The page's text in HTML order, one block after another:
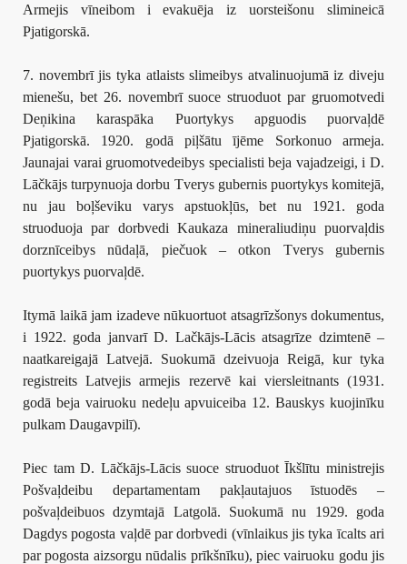
Armejis vīneibom i evakuēja iz uorsteišonu slimineicā
Pjatigorskā.
7. novembrī jis tyka atlaists slimeibys atvalinuojumā iz diveju
mienešu, bet 26. novembrī suoce struoduot par gruomotvedi
Deņikina karaspāka Puortykys apguodis puorvaļdē
Pjatigorskā. 1920. godā piļšātu ījēme Sorkonuo armeja.
Jaunajai varai gruomotvedeibys specialisti beja vajadzeigi, i D.
Lāčkājs turpynuoja dorbu Tverys gubernis puortykys komitejā,
nu jau boļševiku varys apstuokļūs, bet nu 1921. goda
struoduoja par dorbvedi Kaukaza mineraliudiņu puorvaļdis
dorznīceibys nūdaļā, piečuok – otkon Tverys gubernis
puortykys puorvaļdē.
Itymā laikā jam izadeve nūkuortuot atsagrīzšonys dokumentus,
i 1922. goda janvarī D. Lačkājs-Lācis atsagrīze dzimtenē –
naatkareigajā Latvejā. Suokumā dzeivuoja Reigā, kur tyka
registreits Latvejis armejis rezervē kai viersleitnants (1931.
godā beja vairuoku nedeļu apvuiceiba 12. Bauskys kuojinīku
pulkam Daugavpilī).
Piec tam D. Lāčkājs-Lācis suoce struoduot Īkšlītu ministrejis
Pošvaļdeibu departamentam pakļautajuos īstuodēs –
pošvaļdeibuos dzymtajā Latgolā. Suokumā nu 1929. goda
Dagdys pogosta vaļdē par dorbvedi (vīnlaikus jis tyka īcalts ari
par pogosta aizsorgu nūdalis prīkšnīku), piec vairuoku godu jis